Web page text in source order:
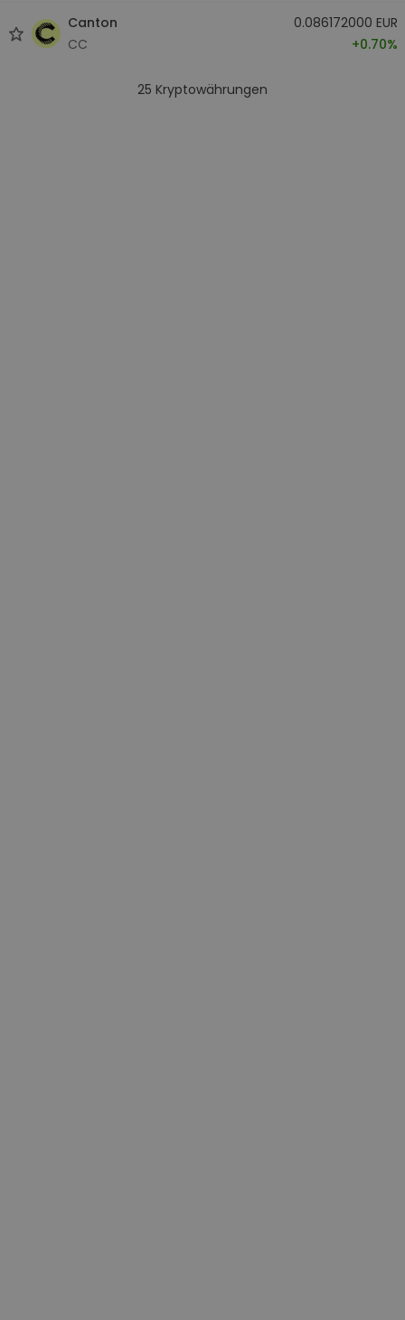
Canton
CC
0.086172000 EUR
+0.70%
25 Kryptowährungen